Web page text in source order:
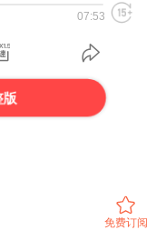
07:53
免费订阅